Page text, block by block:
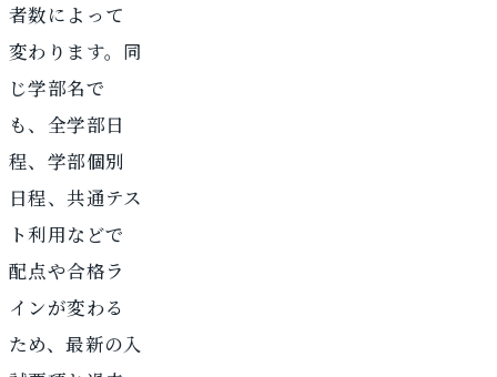
者数によって
変わります。同
じ学部名で
も、全学部日
程、学部個別
日程、共通テス
ト利用などで
配点や合格ラ
インが変わる
ため、最新の入